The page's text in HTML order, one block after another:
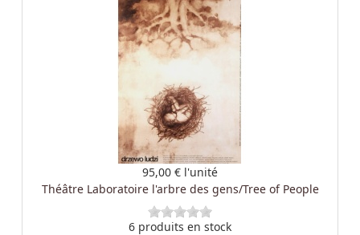
95,00 € l'unité
Théâtre Laboratoire l'arbre des gens/Tree of People
6 produits en stock